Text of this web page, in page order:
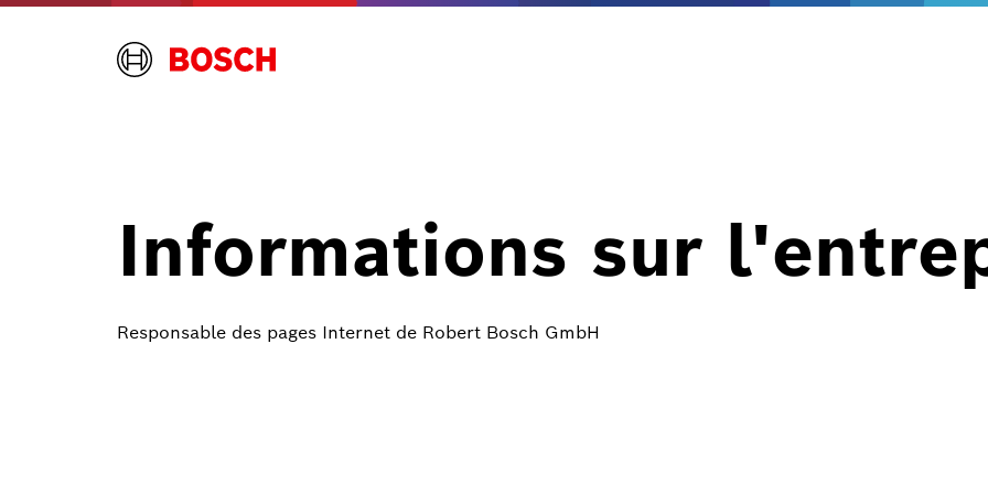
Informations sur
Responsable des pages Internet de Robert Bosch GmbH